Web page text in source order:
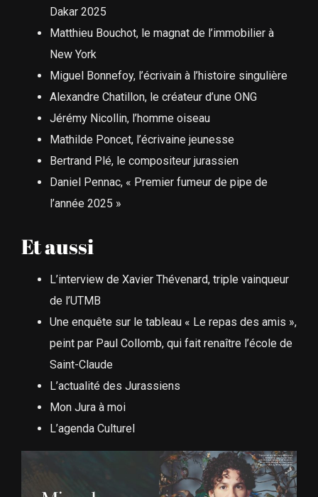
Dakar 2025
Matthieu Bouchot, le magnat de l’immobilier à
New York
Miguel Bonnefoy, l’écrivain à l’histoire singulière
Alexandre Chatillon, le créateur d’une ONG
Jérémy Nicollin, l’homme oiseau
Mathilde Poncet, l’écrivaine jeunesse
Bertrand Plé, le compositeur jurassien
Daniel Pennac, « Premier fumeur de pipe de
l’année 2025 »
Et aussi
L’interview de Xavier Thévenard, triple vainqueur
de l’UTMB
Une enquête sur le tableau « Le repas des amis »,
peint par Paul Collomb, qui fait renaître l’école de
Saint-Claude
L’actualité des Jurassiens
Mon Jura à moi
L’agenda Culturel